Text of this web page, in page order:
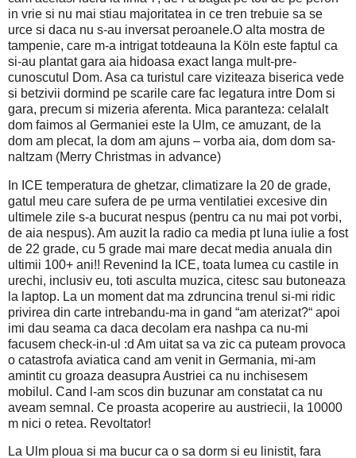
in vrie si nu mai stiau majoritatea in ce tren trebuie sa se
urce si daca nu s-au inversat peroanele.O alta mostra de
tampenie, care m-a intrigat totdeauna la Köln este faptul ca
si-au plantat gara aia hidoasa exact langa mult-pre-
cunoscutul Dom. Asa ca turistul care viziteaza biserica vede
si betzivii dormind pe scarile care fac legatura intre Dom si
gara, precum si mizeria aferenta. Mica paranteza: celalalt
dom faimos al Germaniei este la Ulm, ce amuzant, de la
dom am plecat, la dom am ajuns – vorba aia, dom dom sa-
naltzam (Merry Christmas in advance)
In ICE temperatura de ghetzar, climatizare la 20 de grade,
gatul meu care sufera de pe urma ventilatiei excesive din
ultimele zile s-a bucurat nespus (pentru ca nu mai pot vorbi,
de aia nespus). Am auzit la radio ca media pt luna iulie a fost
de 22 grade, cu 5 grade mai mare decat media anuala din
ultimii 100+ ani!! Revenind la ICE, toata lumea cu castile in
urechi, inclusiv eu, toti asculta muzica, citesc sau butoneaza
la laptop. La un moment dat ma zdruncina trenul si-mi ridic
privirea din carte intrebandu-ma in gand “am aterizat?“ apoi
imi dau seama ca daca decolam era nashpa ca nu-mi
facusem check-in-ul :d Am uitat sa va zic ca puteam provoca
o catastrofa aviatica cand am venit in Germania, mi-am
amintit cu groaza deasupra Austriei ca nu inchisesem
mobilul. Cand l-am scos din buzunar am constatat ca nu
aveam semnal. Ce proasta acoperire au austriecii, la 10000
m nici o retea. Revoltator!
La Ulm ploua si ma bucur ca o sa dorm si eu linistit, fara